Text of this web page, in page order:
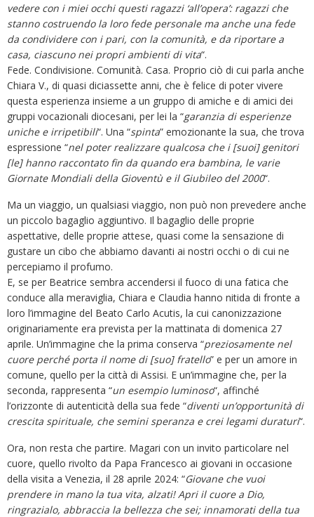
vedere con i miei occhi questi ragazzi ‘all’opera’: ragazzi che
stanno costruendo la loro fede personale ma anche una fede
da condividere con i pari, con la comunità, e da riportare a
casa, ciascuno nei propri ambienti di vita“.
Fede. Condivisione. Comunità. Casa. Proprio ciò di cui parla anche
Chiara V., di quasi diciassette anni, che è felice di poter vivere
questa esperienza insieme a un gruppo di amiche e di amici dei
gruppi vocazionali diocesani, per lei la “garanzia di esperienze
uniche e irripetibili“. Una “spinta” emozionante la sua, che trova
espressione “nel poter realizzare qualcosa che i [suoi] genitori
[le] hanno raccontato fin da quando era bambina, le varie
Giornate Mondiali della Gioventù e il Giubileo del 2000“.
Ma un viaggio, un qualsiasi viaggio, non può non prevedere anche
un piccolo bagaglio aggiuntivo. Il bagaglio delle proprie
aspettative, delle proprie attese, quasi come la sensazione di
gustare un cibo che abbiamo davanti ai nostri occhi o di cui ne
percepiamo il profumo.
E, se per Beatrice sembra accendersi il fuoco di una fatica che
conduce alla meraviglia, Chiara e Claudia hanno nitida di fronte a
loro l’immagine del Beato Carlo Acutis, la cui canonizzazione
originariamente era prevista per la mattinata di domenica 27
aprile. Un’immagine che la prima conserva “preziosamente nel
cuore perché porta il nome di [suo] fratello” e per un amore in
comune, quello per la città di Assisi. E un’immagine che, per la
seconda, rappresenta “un esempio luminoso“, affinché
l’orizzonte di autenticità della sua fede “diventi un’opportunità di
crescita spirituale, che semini speranza e crei legami duraturi“.
Ora, non resta che partire. Magari con un invito particolare nel
cuore, quello rivolto da Papa Francesco ai giovani in occasione
della visita a Venezia, il 28 aprile 2024: “Giovane che vuoi
prendere in mano la tua vita, alzati! Apri il cuore a Dio,
ringrazialo, abbraccia la bellezza che sei; innamorati della tua